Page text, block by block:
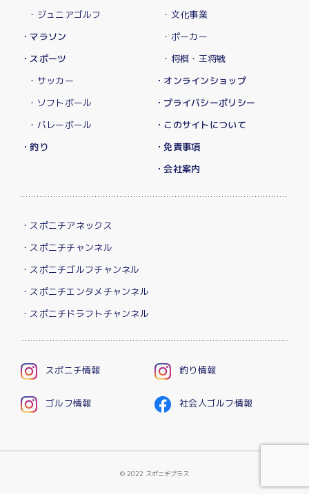
・ジュニアゴルフ
・マラソン
・スポーツ
・サッカー
・ソフトボール
・バレーボール
・釣り
・文化事業
・ポーカー
・将棋・王将戦
・オンラインショップ
・プライバシーポリシー
・このサイトについて
・免責事項
・会社案内
・スポニチアネックス
・スポニチチャンネル
・スポニチゴルフチャンネル
・スポニチエンタメチャンネル
・スポニチドラフトチャンネル
スポニチ情報 釣り情報
ゴルフ情報 社会人ゴルフ情報
© 2022 スポニチプラス